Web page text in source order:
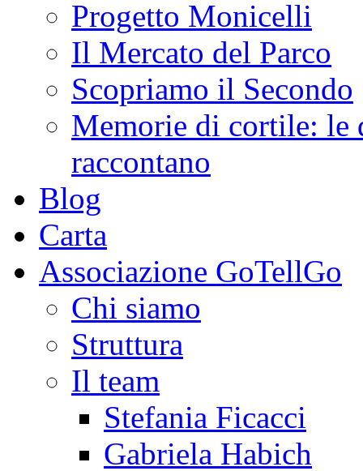
Progetto Monicelli
Il Mercato del Parco
Scopriamo il Secondo
Memorie di cortile: le
raccontano
Blog
Carta
Associazione GoTellGo
Chi siamo
Struttura
Il team
Stefania Ficacci
Gabriela Habich